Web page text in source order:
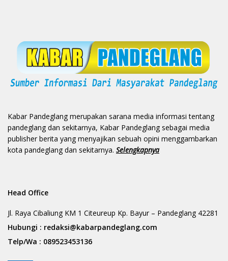
Kabar Pandeglang merupakan sarana media informasi tentang
pandeglang dan sekitarnya, Kabar Pandeglang sebagai media
publisher berita yang menyajikan sebuah opini menggambarkan
kota pandeglang dan sekitarnya. Selengkapnya
Head Office
Jl. Raya Cibaliung KM 1 Citeureup Kp. Bayur – Pandeglang 42281
Hubungi : redaksi@kabarpandeglang.com
Telp/Wa : 089523453136